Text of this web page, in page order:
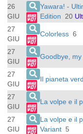
26
GIU
Yawara! -
Edition 20
27
GIU
Colorless 6
27
GIU
Goodbye,
27
GIU
Il pianeta
27
GIU
La volpe e il
27
GIU
La volpe e il
Variant 5